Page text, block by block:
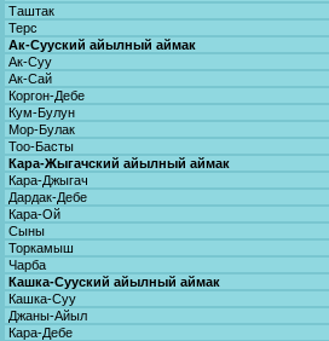
Таштак
Терс
Ак-Сууский айылный аймак
Ак-Суу
Ак-Сай
Коргон-Дебе
Кум-Булун
Мор-Булак
Тоо-Басты
Кара-Жыгачский айылный аймак
Кара-Джыгач
Дардак-Дебе
Кара-Ой
Сыны
Торкамыш
Чарба
Кашка-Сууский айылный аймак
Кашка-Суу
Джаны-Айыл
Кара-Дебе